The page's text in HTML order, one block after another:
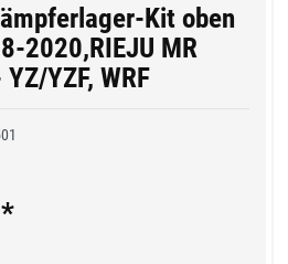
Kit oben
2020,RIEJU MR
YZF, WRF
*